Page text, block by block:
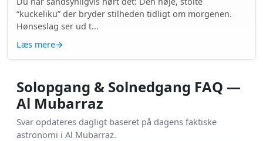
“kuckeliku” der bryder stilheden tidligt om morgenen.
Hønseslag ser ud t...
Læs mere→
Solopgang & Solnedgang FAQ —
Al Mubarraz
Svar opdateres dagligt baseret på dagens faktiske
astronomi i Al Mubarraz.